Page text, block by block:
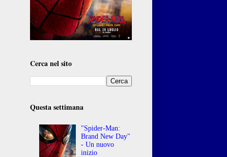
Cerca nel sito
Questa settimana
"Spider-Man:
Brand New Day"
- Un nuovo
inizio